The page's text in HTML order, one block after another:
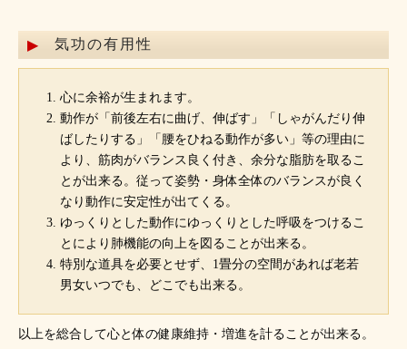
気功の有用性
心に余裕が生まれます。
動作が「前後左右に曲げ、伸ばす」「しゃがんだり伸
ばしたりする」「腰をひねる動作が多い」等の理由に
より、筋肉がバランス良く付き、余分な脂肪を取るこ
とが出来る。従って姿勢・身体全体のバランスが良く
なり動作に安定性が出てくる。
ゆっくりとした動作にゆっくりとした呼吸をつけるこ
とにより肺機能の向上を図ることが出来る。
特別な道具を必要とせず、1畳分の空間があれば老若
男女いつでも、どこでも出来る。
以上を総合して心と体の健康維持・増進を計ることが出来る。